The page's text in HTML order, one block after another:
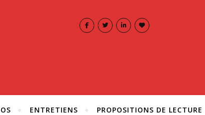
ENTRETIENS PROPOSITIONS DE LECTURE